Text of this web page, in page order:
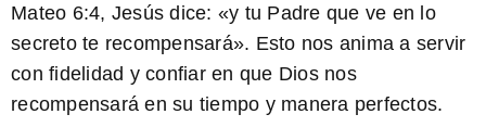
Mateo 6:4, Jesús dice: «y tu Padre que ve en lo
secreto te recompensará». Esto nos anima a servir
con fidelidad y confiar en que Dios nos
recompensará en su tiempo y manera perfectos.